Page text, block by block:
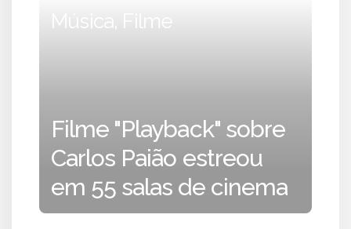
Música, Filme
Filme "Playback" sobre
Carlos Paião estreou
em 55 salas de cinema